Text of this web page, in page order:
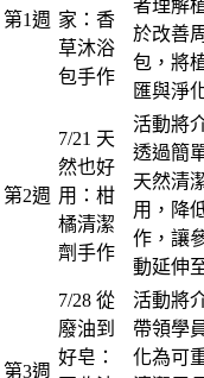
第1週 家：香
草沐浴
包手作
者理解
於改善
包，將
匯與淨
第2週
7/21 天
然也好
用：柑
橘清潔
劑手作
活動將
透過簡
天然清
用，降
作，讓
動延伸
第3週
7/28 從
廢油到
好皂：
活動將
帶領學
化為可